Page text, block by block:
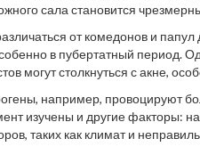
сала становится
от комедонов и папул
в пубертатный период.
могут столкнуться с акне,
например, провоцируют
изучены и другие факторы:
таких как климат и